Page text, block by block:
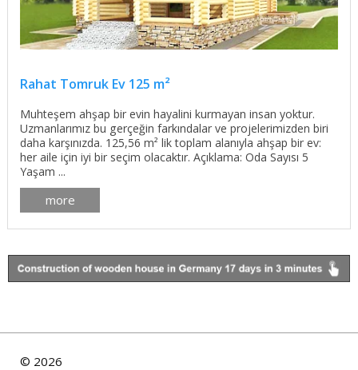
Rahat Tomruk Ev 125 m²
Muhteşem ahşap bir evin hayalini kurmayan insan yoktur.
Uzmanlarımız bu gerçeğin farkındalar ve projelerimizden biri
daha karşınızda. 125,56 m² lik toplam alanıyla ahşap bir ev:
her aile için iyi bir seçim olacaktır. Açıklama: Oda Sayısı 5
Yaşam ...
more
© 2026